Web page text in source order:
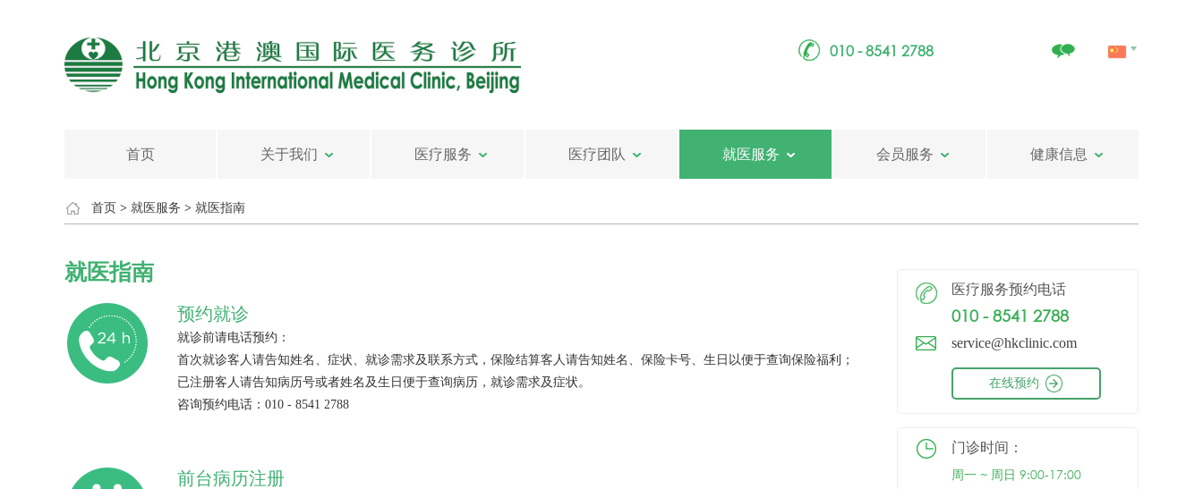
010 - 8541 2788
首页 关于我们 医疗服务 医疗团队 就医服务 会员服务 健康信息
首页 > 就医服务 > 就医指南
就医指南
预约就诊
就诊前请电话预约：
首次就诊客人请告知姓名、症状、就诊需求及联系方式，保险结算客人请告知姓名、保险卡号、生日以便于查询保险福利；
已注册客人请告知病历号或者姓名及生日便于查询病历，就诊需求及症状。
咨询预约电话：010 - 8541 2788
前台病历注册
医疗服务预约电话
010 - 8541 2788
service@hkclinic.com
在线预约
门诊时间：
周一 ~ 周日 9:00-17:00